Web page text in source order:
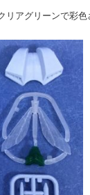
アグリーンで彩色